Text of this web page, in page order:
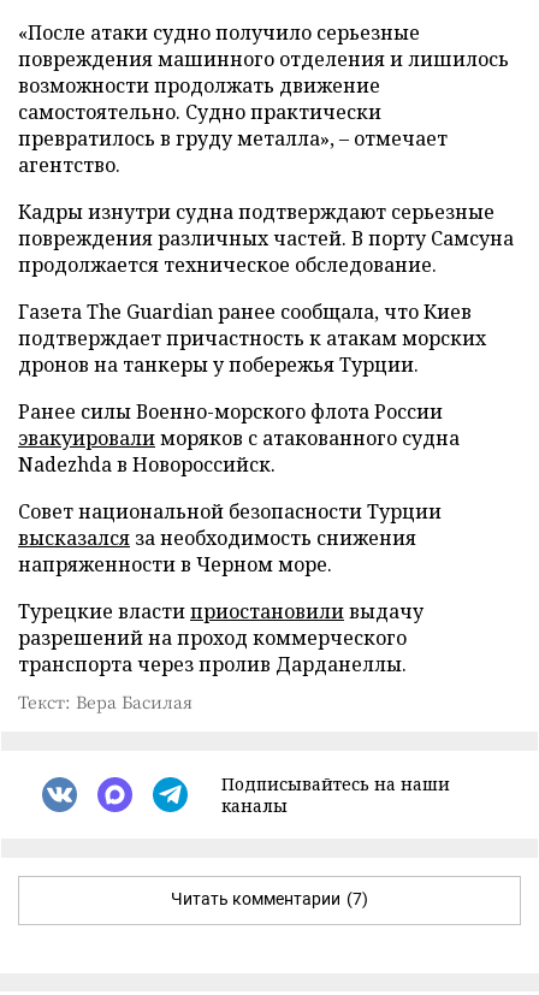
«После атаки судно получило серьезные
повреждения машинного отделения и лишилось
возможности продолжать движение
самостоятельно. Судно практически
превратилось в груду металла», – отмечает
агентство.
Кадры изнутри судна подтверждают серьезные
повреждения различных частей. В порту Самсуна
продолжается техническое обследование.
Газета The Guardian ранее сообщала, что Киев
подтверждает причастность к атакам морских
дронов на танкеры у побережья Турции.
Ранее силы Военно-морского флота России
эвакуировалиморяков с атакованного судна
Nadezhda в Новороссийск.
Совет национальной безопасности Турции
высказался за необходимость снижения
напряженности в Черном море.
Турецкие властиприостановиливыдачу
разрешений на проход коммерческого
транспорта через пролив Дарданеллы.
Текст: Вера Басилая
Подписывайтесь на наши
каналы
Читать комментарии (7)